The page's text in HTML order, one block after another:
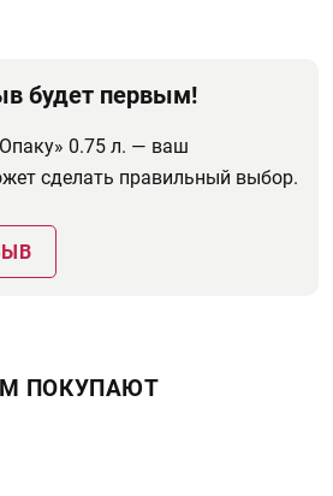
будет первым!
0.75 л. — ваш
сделать правильный выбор.
ПОКУПАЮТ